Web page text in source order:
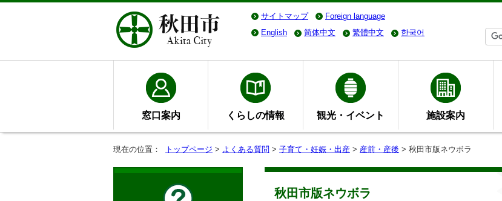
サイトマップ Foreign language
English
简体中文 繁體中文 한국어
窓口案内 くらしの情報 観光・イベント 施設案内
現在の位置： トップページ > よくある質問 > 子育て・妊娠・出産 > 産前・産後 > 秋田市版ネウボラ
秋田市版ネウボラ